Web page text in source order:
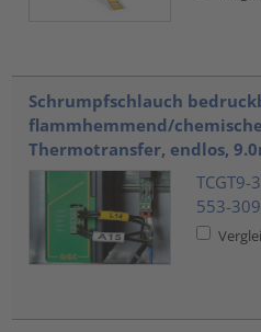
Schrumpfschlauch
flammhemmend/
Thermotransfer, endlos,
TCGT9-
553-